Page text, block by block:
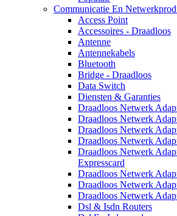
Communicatie En
Access Point
Accessoires - Draadloos
Antenne
Antennekabels
Bluetooth
Bridge - Draadloos
Data Switch
Diensten & Garanties
Draadloos Netwerk
Draadloos Netwerk
Draadloos Netwerk
Draadloos Netwerk
Draadloos Netwerk
Expresscard
Draadloos Netwerk
Draadloos Netwerk
Draadloos Netwerk
Dsl & Isdn Routers